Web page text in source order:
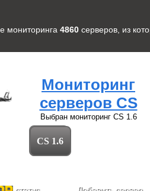
мониторинга 4860 серверов, из
Мониторинг
серверов CS
Выбран мониторинг CS 1.6
CS 1.6